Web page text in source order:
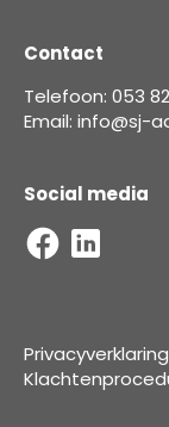
Contact
Telefoon: 053
Email: info@sj-
Social media
Privacyverklaring